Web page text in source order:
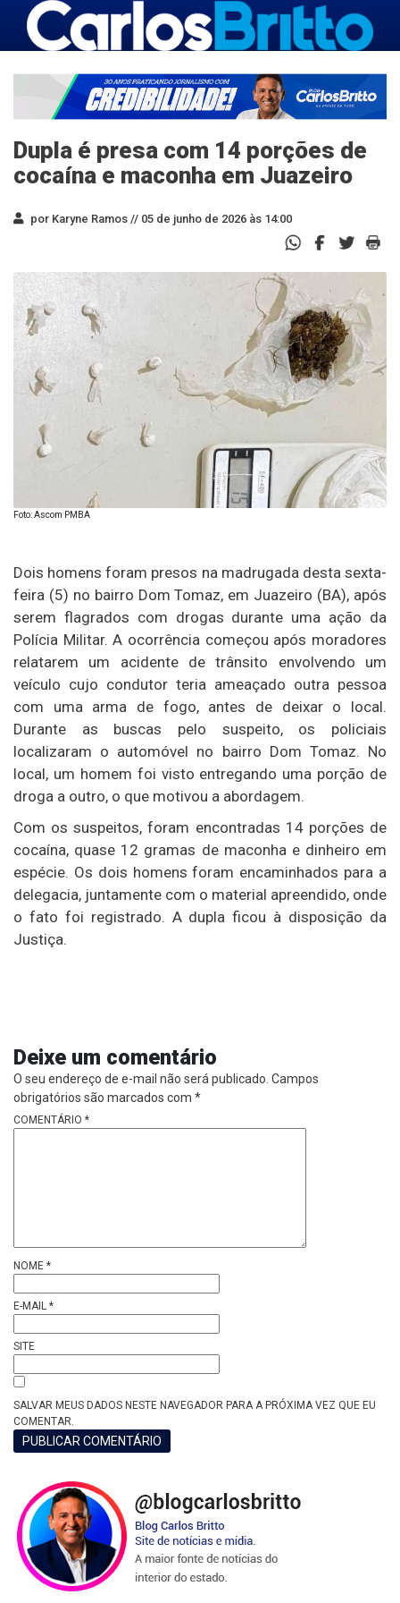
Dupla é presa com 14 porções de
cocaína e maconha em Juazeiro
por Karyne Ramos // 05 de junho de 2026 às 14:00
Foto: Ascom PMBA
Dois homens foram presos na madrugada desta sexta-
feira (5) no bairro Dom Tomaz, em Juazeiro (BA), após
serem flagrados com drogas durante uma ação da
Polícia Militar. A ocorrência começou após moradores
relatarem um acidente de trânsito envolvendo um
veículo cujo condutor teria ameaçado outra pessoa
com uma arma de fogo, antes de deixar o local.
Durante as buscas pelo suspeito, os policiais
localizaram o automóvel no bairro Dom Tomaz. No
local, um homem foi visto entregando uma porção de
droga a outro, o que motivou a abordagem.
Com os suspeitos, foram encontradas 14 porções de
cocaína, quase 12 gramas de maconha e dinheiro em
espécie. Os dois homens foram encaminhados para a
delegacia, juntamente com o material apreendido, onde
o fato foi registrado. A dupla ficou à disposição da
Justiça.
Deixe um comentário
O seu endereço de e-mail não será publicado. Campos
obrigatórios são marcados com *
COMENTÁRIO *
NOME *
E-MAIL *
SITE
SALVAR MEUS DADOS NESTE NAVEGADOR PARA A PRÓXIMA VEZ QUE EU
COMENTAR.